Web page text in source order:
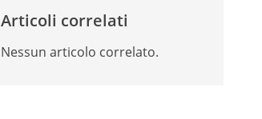
Articoli correlati
Nessun articolo correlato.